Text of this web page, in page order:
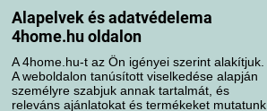
Alapelvek és adatvédelema
4home.hu oldalon
A 4home.hu-t az Ön igényei szerint alakítjuk.
A weboldalon tanúsított viselkedése alapján
személyre szabjuk annak tartalmát, és
releváns ajánlatokat és termékeket mutatunk
Szállítási módok
Fizetési módok